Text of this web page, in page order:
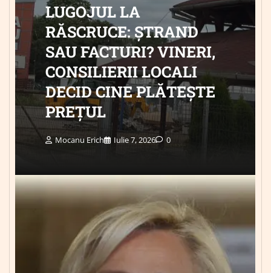
LUGOJUL LA
RĂSCRUCE: ȘTRAND
SAU FACTURI? VINERI,
CONSILIERII LOCALI
DECID CINE PLĂTEȘTE
PREȚUL
Mocanu Erich Iulie 7, 2026 0